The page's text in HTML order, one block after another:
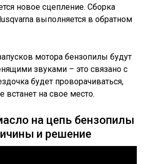
новое сцепление. Сборка
выполняется в обратном
мотора бензопилы будут
звуками – это связано с
будет проворачиваться,
встанет на свое место.
на цепь бензопилы
и решение